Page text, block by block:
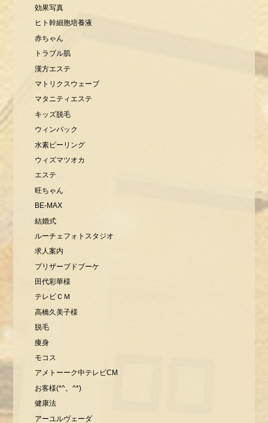
効果写真
ヒト幹細胞培養液
赤ちゃん
トラブル肌
漢方エステ
マトリクスウェーブ
マタニティエステ
キッズ脱毛
ウィンバック
水素ピーリング
ウィズマツオカ
エステ
旺ちゃん
BE-MAX
結婚式
ルーチェフォトスタジオ
求人案内
プリザーブドブーケ
田代彩華様
テレビＣＭ
高橋久美子様
脱毛
痩身
モコス
アメトーーク中テレビCM
お客様(*^。^*)
健康法
アーユルヴェーダ